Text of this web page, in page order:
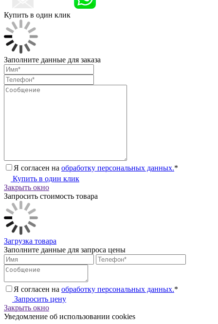
Купить в один клик
Заполните данные для заказа
Я согласен на обработку персональных данных.*
Купить в один клик
Закрыть окно
Запросить стоимость товара
Загрузка товара
Заполните данные для запроса цены
Я согласен на обработку персональных данных.*
Запросить цену
Закрыть окно
Уведомление об использовании cookies